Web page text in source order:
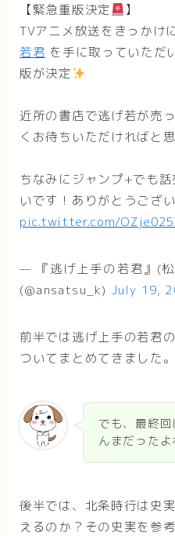
【緊急重版決定
】
TVアニメ放送をきっかけ
若君 を手に取っていただ
版が決定
近所の書店で逃げ若が売
くお待ちいただければと
ちなみにジャンプ+でも
いです！ありがとうござい
pic.twitter.com/
— 『逃げ上手の若君』(
(@ansatsu_k) July 19,
前半では逃げ上手の若君
ついてまとめてきました。
でも、最終
んまだったよ
後半では、北条時行は史
えるのか？その史実を参